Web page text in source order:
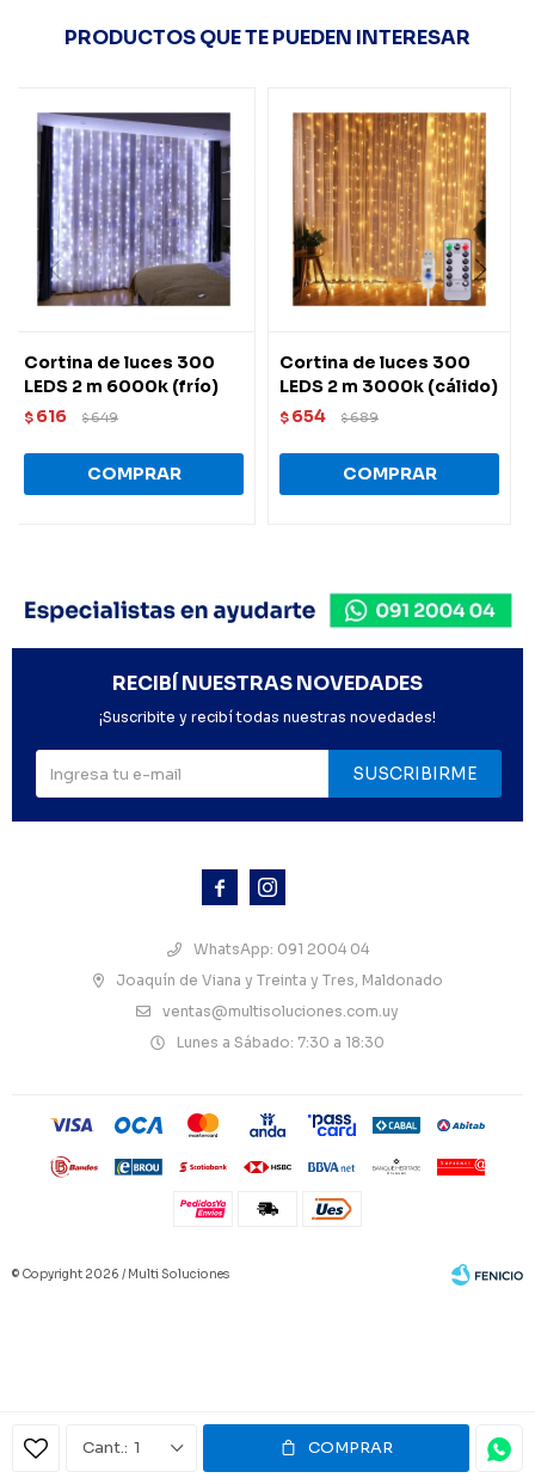
1 COMPRAR
PRODUCTOS QUE TE PUEDEN INTERESAR
Cortina de luces 300
LEDS 2 m 6000k (frío)
$ 616 $649
Cortina de luces 300
LEDS 2 m 3000k (cálido)
$ 654 $689
 
WhatsApp: 091 2004 04
Joaquín de Viana y Treinta y Tres, Maldonado
ventas@multisoluciones.com.uy
Lunes a Sábado: 7:30 a 18:30
RECIBÍ NUESTRAS NOVEDADES
¡Suscribite y recibí todas nuestras novedades!
SUSCRIBIRME
© Copyright 2026 / Multi Soluciones
Fenicio